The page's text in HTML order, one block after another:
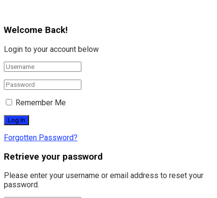
Welcome Back!
Login to your account below
Remember Me
Forgotten Password?
Retrieve your password
Please enter your username or email address to reset your
password.